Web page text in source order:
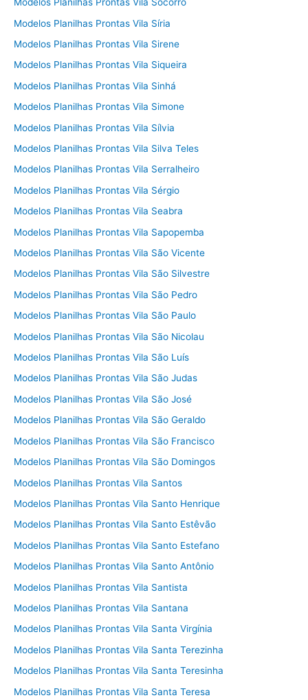
Modelos Planilhas Prontas Vila Síria
Modelos Planilhas Prontas Vila Sirene
Modelos Planilhas Prontas Vila Siqueira
Modelos Planilhas Prontas Vila Sinhá
Modelos Planilhas Prontas Vila Simone
Modelos Planilhas Prontas Vila Sílvia
Modelos Planilhas Prontas Vila Silva Teles
Modelos Planilhas Prontas Vila Serralheiro
Modelos Planilhas Prontas Vila Sérgio
Modelos Planilhas Prontas Vila Seabra
Modelos Planilhas Prontas Vila Sapopemba
Modelos Planilhas Prontas Vila São Vicente
Modelos Planilhas Prontas Vila São Silvestre
Modelos Planilhas Prontas Vila São Pedro
Modelos Planilhas Prontas Vila São Paulo
Modelos Planilhas Prontas Vila São Nicolau
Modelos Planilhas Prontas Vila São Luís
Modelos Planilhas Prontas Vila São Judas
Modelos Planilhas Prontas Vila São José
Modelos Planilhas Prontas Vila São Geraldo
Modelos Planilhas Prontas Vila São Francisco
Modelos Planilhas Prontas Vila São Domingos
Modelos Planilhas Prontas Vila Santos
Modelos Planilhas Prontas Vila Santo Henrique
Modelos Planilhas Prontas Vila Santo Estêvão
Modelos Planilhas Prontas Vila Santo Estefano
Modelos Planilhas Prontas Vila Santo Antônio
Modelos Planilhas Prontas Vila Santista
Modelos Planilhas Prontas Vila Santana
Modelos Planilhas Prontas Vila Santa Virgínia
Modelos Planilhas Prontas Vila Santa Terezinha
Modelos Planilhas Prontas Vila Santa Teresinha
Modelos Planilhas Prontas Vila Santa Teresa